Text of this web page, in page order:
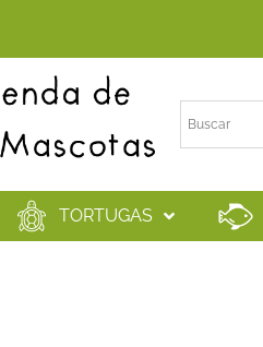
TORTUGAS